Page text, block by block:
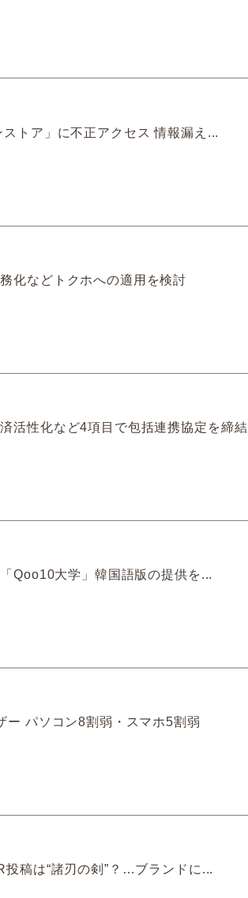
ストア」に不正アクセス 情報漏え...
化などトクホへの適用を検討
活性化など4項目で包括連携協定を締結
Qoo10大学」韓国語版の提供を...
ー パソコン8割弱・スマホ5割弱
投稿は“諸刃の剣”？…ブランドに...